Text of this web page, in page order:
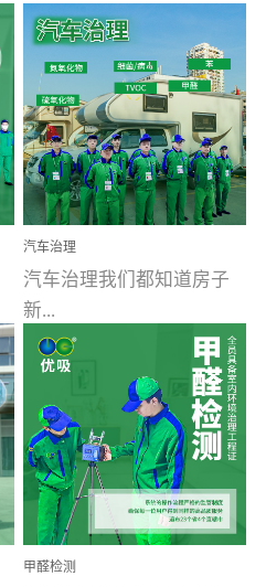
用行业公认奥维牌消毒
液，具备杀死人体冠状病
毒的功效，杀菌率
99.99%。相对于传统消毒
液来说，无...
汽车治理
汽车治理我们都知道房子
新...
装修完会有甲醛，其实汽
车的甲醛超标问题更为严
重。汽车的空间范围小，
配件、皮具、装饰多，这
些都是汽...
甲醛检测